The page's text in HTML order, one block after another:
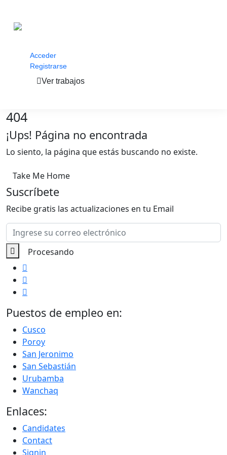
Acceder
Registrarse
Ver trabajos
404
¡Ups! Página no encontrada
Lo siento, la página que estás buscando no existe.
Take Me Home
Suscríbete
Recibe gratis las actualizaciones en tu Email
Puestos de empleo en:
Cusco
Poroy
San Jeronimo
San Sebastián
Urubamba
Wanchaq
Enlaces:
Candidates
Contact
Signin